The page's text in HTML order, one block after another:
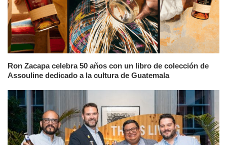
Ron Zacapa celebra 50 años con un libro de colección de
Assouline dedicado a la cultura de Guatemala